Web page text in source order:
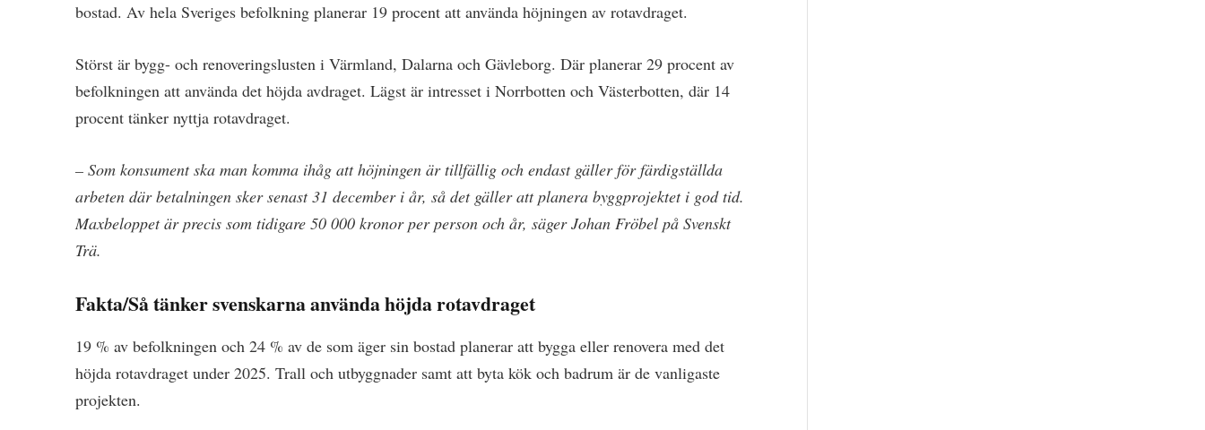
bostad. Av hela Sveriges befolkning planerar 19 procent att använda höjningen av rotavdraget.
Störst är bygg- och renoveringslusten i Värmland, Dalarna och Gävleborg. Där planerar 29 procent av
befolkningen att använda det höjda avdraget. Lägst är intresset i Norrbotten och Västerbotten, där 14
procent tänker nyttja rotavdraget.
– Som konsument ska man komma ihåg att höjningen är tillfällig och endast gäller för färdigställda
arbeten där betalningen sker senast 31 december i år, så det gäller att planera byggprojektet i god tid.
Maxbeloppet är precis som tidigare 50 000 kronor per person och år, säger Johan Fröbel på Svenskt
Trä.
Fakta/Så tänker svenskarna använda höjda rotavdraget
19 % av befolkningen och 24 % av de som äger sin bostad planerar att bygga eller renovera med det
höjda rotavdraget under 2025. Trall och utbyggnader samt att byta kök och badrum är de vanligaste
projekten.